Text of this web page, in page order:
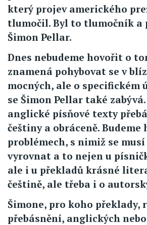
který projev amerického
tlumočil. Byl to tlumočník a
Šimon Pellar.
Dnes nebudeme hovořit o
znamená pohybovat se v
mocných, ale o specifickém
se Šimon Pellar také
anglické písňové texty
češtiny a obráceně.
problémech, s nimiž se
vyrovnat a to nejen u
ale i u překladů krásné
češtině, ale třeba i o
Šimone, pro koho překlady,
přebásnění, anglických